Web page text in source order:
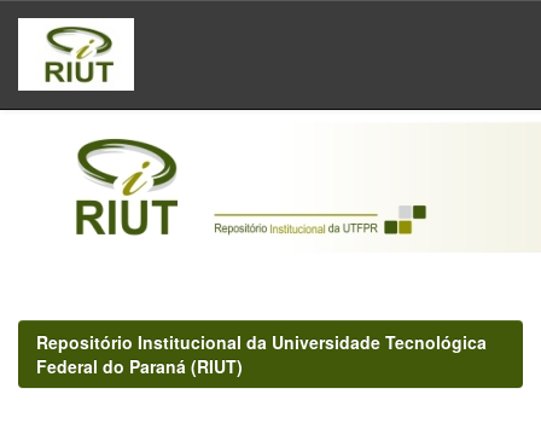
Skip
navigation
Repositório Institucional da Universidade Tecnológica
Federal do Paraná (RIUT)